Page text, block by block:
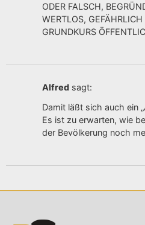
ODER FALSCH,
WERTLOS,
GRUNDKURS
Alfred sagt:
Damit läßt sich auch ein
Es ist zu erwarten, wie
der Bevölkerung noch